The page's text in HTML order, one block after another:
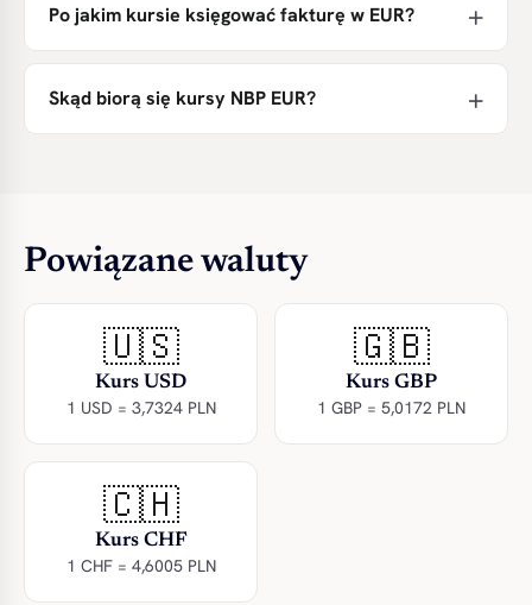
Po jakim kursie księgować fakturę w EUR?
Skąd biorą się kursy NBP EUR?
Powiązane waluty
🇺🇸
Kurs USD
1 USD = 3,7324 PLN
🇬🇧
Kurs GBP
1 GBP = 5,0172 PLN
🇨🇭
Kurs CHF
1 CHF = 4,6005 PLN